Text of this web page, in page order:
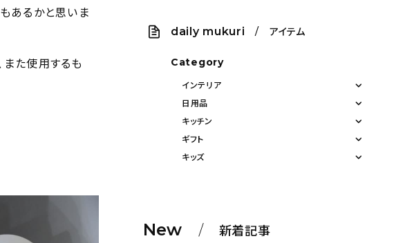
あるかと思いま
た使用するも
daily mukuri / アイテム
Category
インテリア
日用品
キッチン
ギフト
キッズ
New 新着記事